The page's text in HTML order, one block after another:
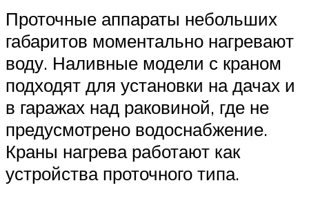
Проточные аппараты небольших
габаритов моментально нагревают
воду. Наливные модели с краном
подходят для установки на дачах и
в гаражах над раковиной, где не
предусмотрено водоснабжение.
Краны нагрева работают как
устройства проточного типа.